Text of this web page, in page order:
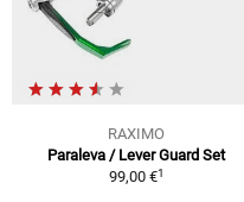
RAXIMO
Paraleva / Lever Guard Set
99,00 €1